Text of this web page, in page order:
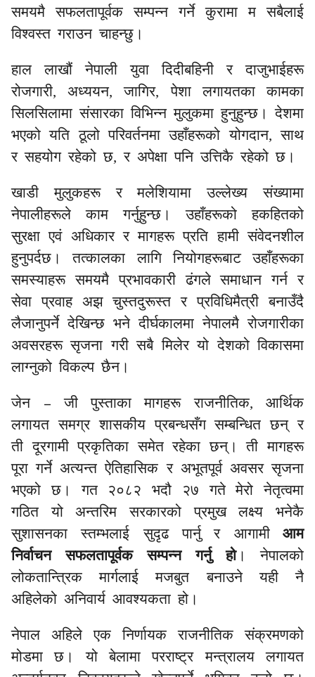
समयमै सफलतापूर्वक सम्पन्न गर्ने कुरामा म सबैलाई
विश्वस्त गराउन चाहन्छु।
हाल लाखौं नेपाली युवा दिदीबहिनी र दाजुभाईहरू
रोजगारी, अध्ययन, जागिर, पेशा लगायतका कामका
सिलसिलामा संसारका विभिन्न मुलुकमा हुनुहुन्छ। देशमा
भएको यति ठूलो परिवर्तनमा उहाँहरूको योगदान, साथ
र सहयोग रहेको छ, र अपेक्षा पनि उत्तिकै रहेको छ।
खाडी मुलुकहरू र मलेशियामा उल्लेख्य संख्यामा
नेपालीहरूले काम गर्नुहुन्छ। उहाँहरूको हकहितको
सुरक्षा एवं अधिकार र मागहरू प्रति हामी संवेदनशील
हुनुपर्दछ। तत्कालका लागि नियोगहरूबाट उहाँहरूका
समस्याहरू समयमै प्रभावकारी ढंगले समाधान गर्न र
सेवा प्रवाह अझ चुस्तदुरूस्त र प्रविधिमैत्री बनाउँदै
लैजानुपर्ने देखिन्छ भने दीर्घकालमा नेपालमै रोजगारीका
अवसरहरू सृजना गरी सबै मिलेर यो देशको विकासमा
लाग्नुको विकल्प छैन।
जेन–जी
पुस्ताका मागहरू राजनीतिक, आर्थिक
लगायत समग्र शासकीय प्रबन्धसँग सम्बन्धित छन् र
ती दूरगामी प्रकृतिका समेत रहेका छन्। ती मागहरू
पूरा गर्ने अत्यन्त ऐतिहासिक र अभूतपूर्व अवसर सृजना
भएको छ। गत २०८२ भदौ २७ गते मेरो नेतृत्वमा
गठित यो अन्तरिम सरकारको प्रमुख लक्ष्य भनेकै
सुशासनका स्तम्भलाई सुदृढ पार्नु
र आगामी
आम
निर्वाचन सफलतापूर्वक सम्पन्न गर्नु हो। नेपालको
लोकतान्त्रिक मार्गलाई मजबुत बनाउने यही नै
अहिलेको अनिवार्य आवश्यकता हो।
नेपाल अहिले एक निर्णायक राजनीतिक संक्रमणको
मोडमा छ। यो बेलामा परराष्ट्र मन्त्रालय लगायत